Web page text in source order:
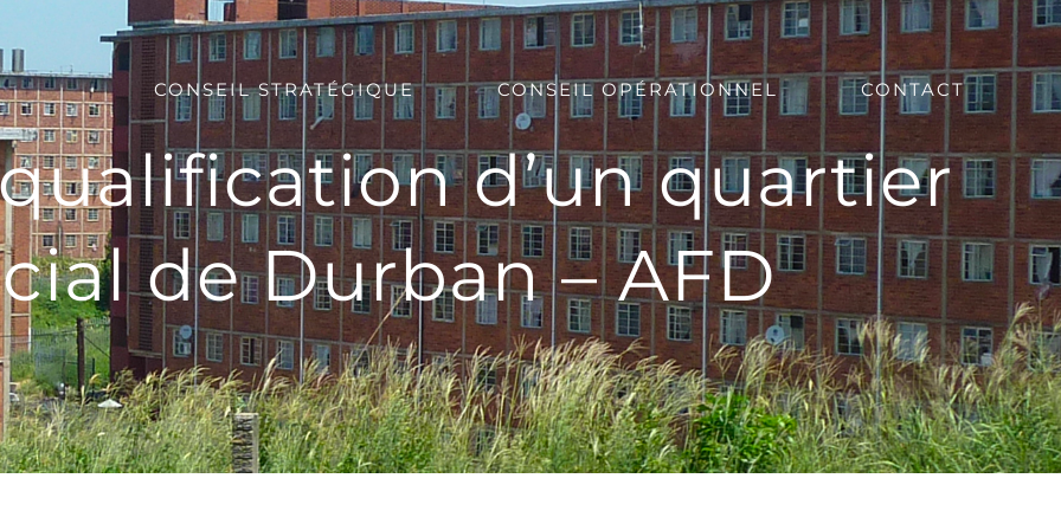
CONSEIL STRATÉGIQUE CONSEIL OPÉRATIONNEL CONTACT
d’un quartier
de Durban – AFD